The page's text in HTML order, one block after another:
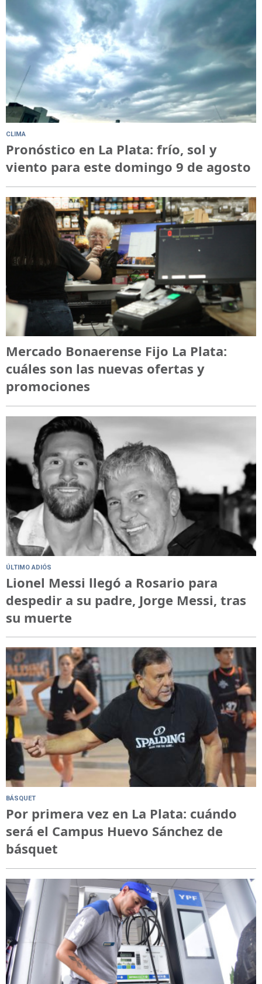
CLIMA
Pronóstico en La Plata: frío, sol y
viento para este domingo 9 de agosto
Mercado Bonaerense Fijo La Plata:
cuáles son las nuevas ofertas y
promociones
ÚLTIMO ADIÓS
Lionel Messi llegó a Rosario para
despedir a su padre, Jorge Messi, tras
su muerte
BÁSQUET
Por primera vez en La Plata: cuándo
será el Campus Huevo Sánchez de
básquet